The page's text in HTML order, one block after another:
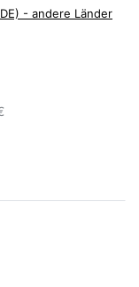
- andere Länder